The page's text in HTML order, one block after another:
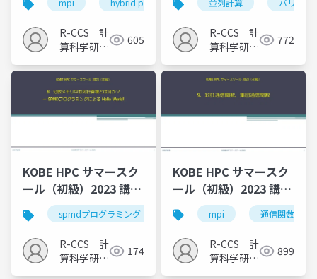
mpi hybrid parallelization
R-CCS 計
算科学研究
605
並列計算 バリア同
R-CCS 計
算科学研究
772
KOBE HPC サマースク
ール（初級）2023 講義
9
spmdプログラミング 並列計算機
R-CCS 計
算科学研究
174
KOBE HPC サマースク
ール（初級）2023 講義
10
mpi 通信関数
R-CCS 計
算科学研究
899